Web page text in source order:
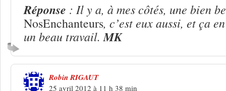
Réponse : Il y a, à mes côtés, une bien
NosEnchanteurs, c’est eux aussi, et ça
un beau travail. MK
Robin RIGAUT
25 avril 2012 à 11 h 38 min